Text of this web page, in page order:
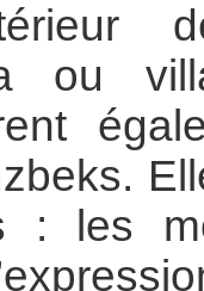
ou
: les